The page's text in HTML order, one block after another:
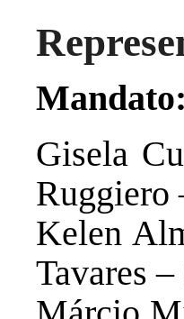
Gisela
Ruggiero
Kelen
Tavares